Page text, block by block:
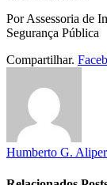
Por Assessoria de
Segurança Pública
Compartilhar.
Humberto G.